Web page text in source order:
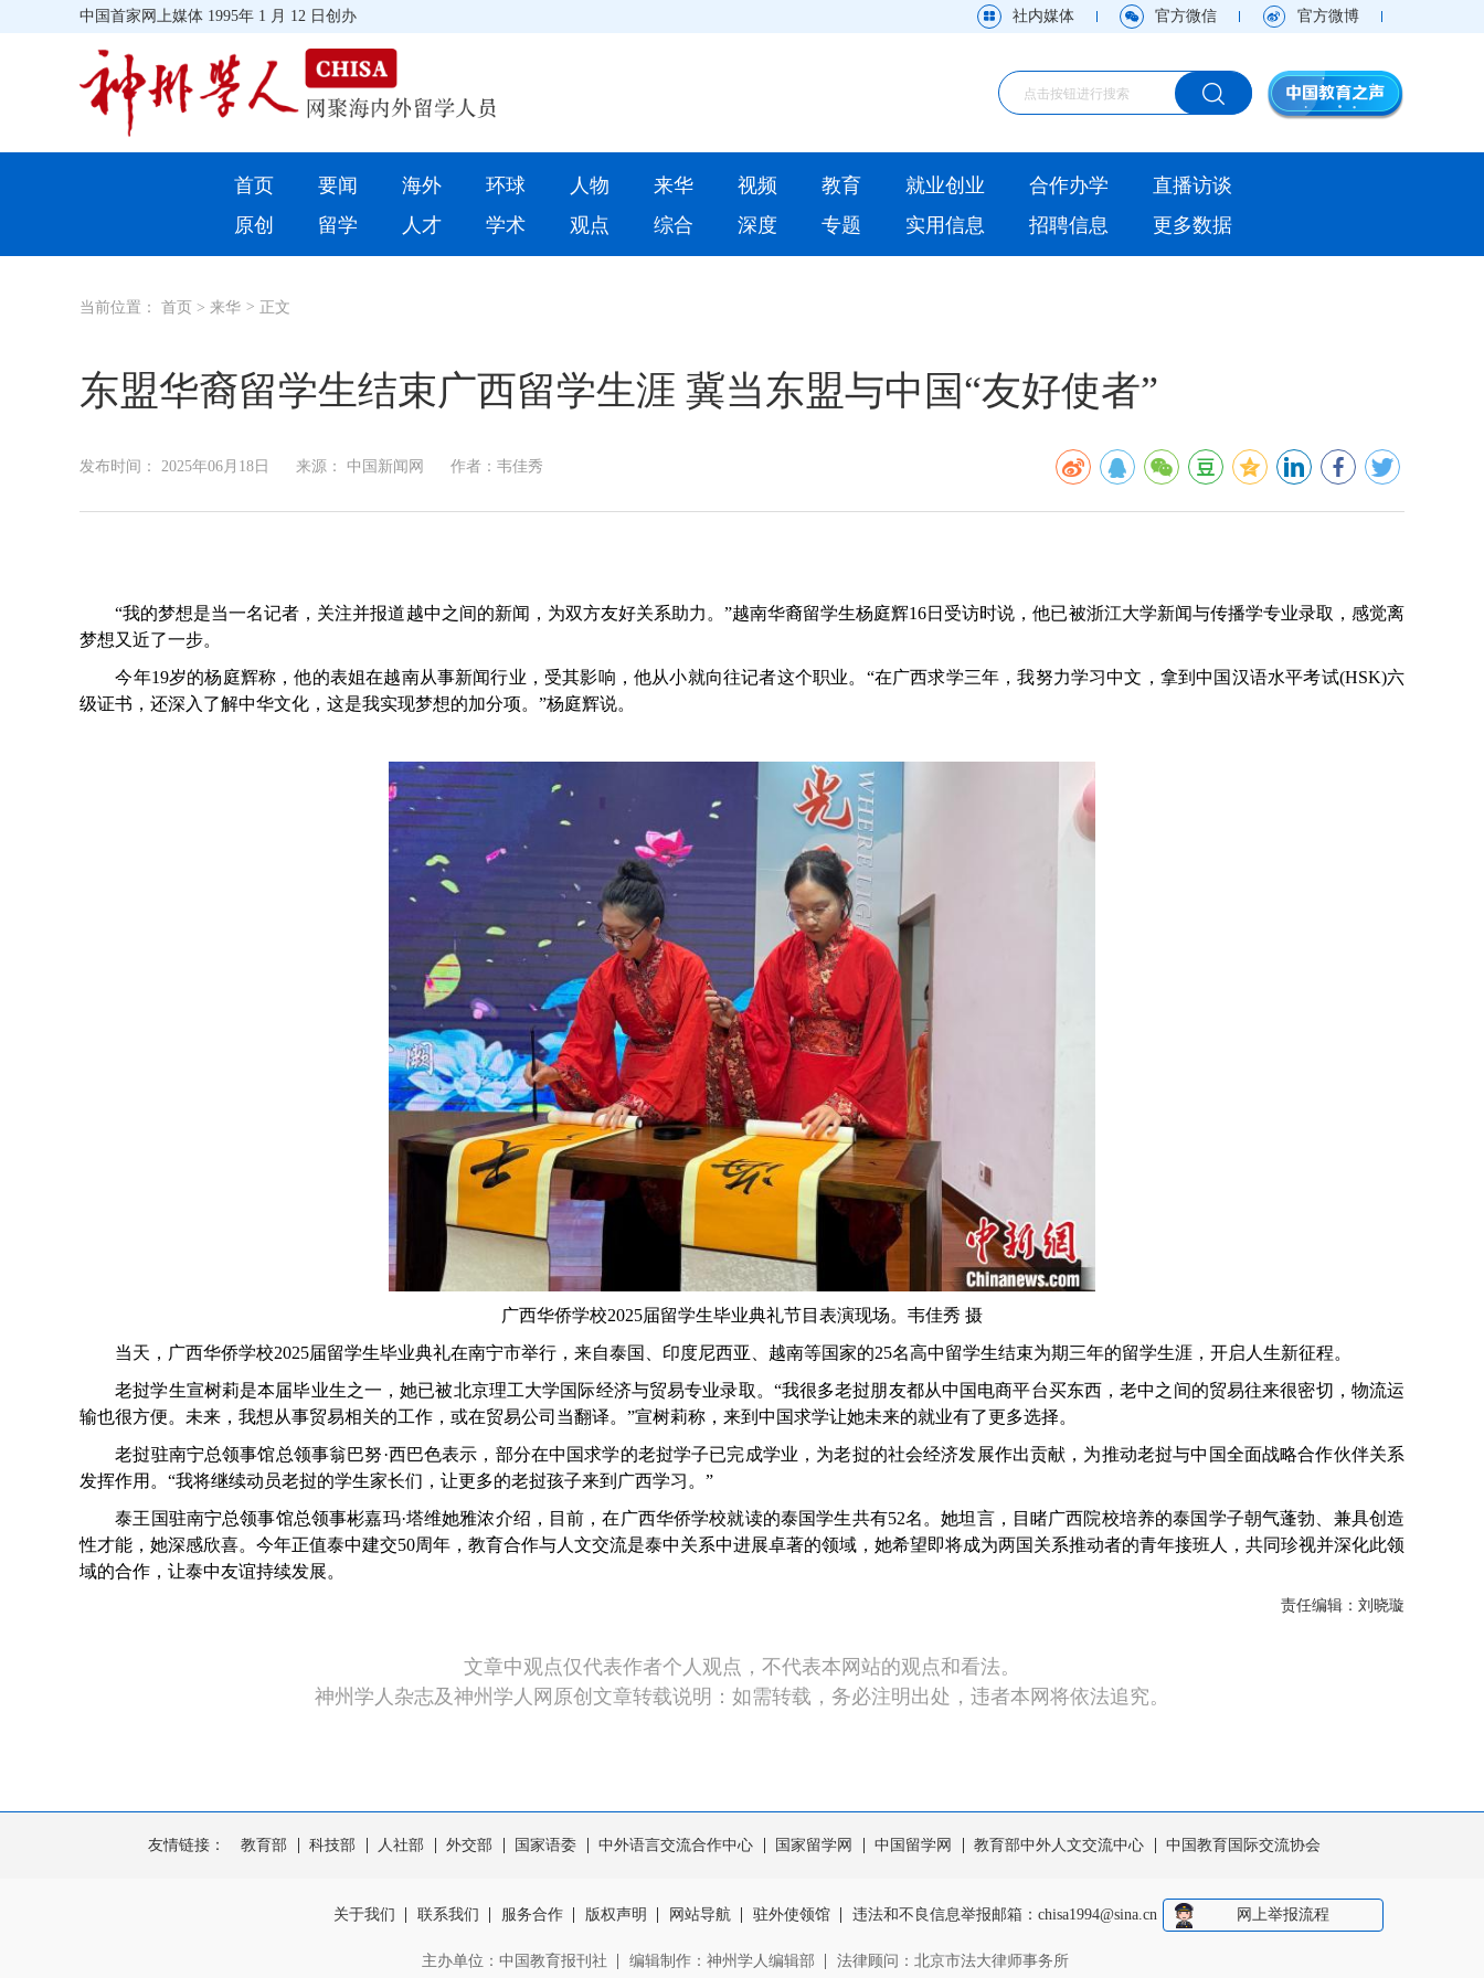
人物 来华
留学
招聘信息 更多数据
中国首家网上媒体 1995年 1 月 12 日创办 社内媒体 官方微信 官方微博
首页 要闻 海外 环球 人物 来华 视频 教育 就业创业 合作办学
直播访谈
原创
留学 人才 学术 观点 综合 深度 专题 实用信息 招聘信息 更多数据
当前位置： 首页 > 来华 > 正文
东盟华裔留学生结束广西留学生涯 冀当东盟与中国“友好使者”
发布时间： 2025年06月18日 来源： 中国新闻网 作者：韦佳秀
“我的梦想是当一名记者，关注并报道越中之间的新闻，为双方友好关系助力。”越南华裔留学生杨庭辉16日受访时说，他已被浙江大学新闻与传播学专业录取，感觉离
梦想又近了一步。
今年19岁的杨庭辉称，他的表姐在越南从事新闻行业，受其影响，他从小就向往记者这个职业。“在广西求学三年，我努力学习中文，拿到中国汉语水平考试(HSK)六
级证书，还深入了解中华文化，这是我实现梦想的加分项。”杨庭辉说。
广西华侨学校2025届留学生毕业典礼节目表演现场。韦佳秀 摄
当天，广西华侨学校2025届留学生毕业典礼在南宁市举行，来自泰国、印度尼西亚、越南等国家的25名高中留学生结束为期三年的留学生涯，开启人生新征程。
老挝学生宣树莉是本届毕业生之一，她已被北京理工大学国际经济与贸易专业录取。“我很多老挝朋友都从中国电商平台买东西，老中之间的贸易往来很密切，物流运
输也很方便。未来，我想从事贸易相关的工作，或在贸易公司当翻译。”宣树莉称，来到中国求学让她未来的就业有了更多选择。
老挝驻南宁总领事馆总领事翁巴努·西巴色表示，部分在中国求学的老挝学子已完成学业，为老挝的社会经济发展作出贡献，为推动老挝与中国全面战略合作伙伴关系
发挥作用。“我将继续动员老挝的学生家长们，让更多的老挝孩子来到广西学习。”
泰王国驻南宁总领事馆总领事彬嘉玛·塔维她雅浓介绍，目前，在广西华侨学校就读的泰国学生共有52名。她坦言，目睹广西院校培养的泰国学子朝气蓬勃、兼具创造
性才能，她深感欣喜。今年正值泰中建交50周年，教育合作与人文交流是泰中关系中进展卓著的领域，她希望即将成为两国关系推动者的青年接班人，共同珍视并深化此领
域的合作，让泰中友谊持续发展。
责任编辑：刘晓璇
文章中观点仅代表作者个人观点，不代表本网站的观点和看法。
神州学人杂志及神州学人网原创文章转载说明：如需转载，务必注明出处，违者本网将依法追究。
友情链接： 教育部 科技部 人社部 外交部 国家语委 中外语言交流合作中心 国家留学网 中国留学网 教育部中外人文交流中心 中国教育国际交流协会
关于我们 联系我们 服务合作 版权声明 网站导航 驻外使领馆 违法和不良信息举报邮箱： chisa1994@sina.cn 网上举报流程
主办单位：中国教育报刊社 编辑制作：神州学人编辑部 法律顾问：北京市法大律师事务所